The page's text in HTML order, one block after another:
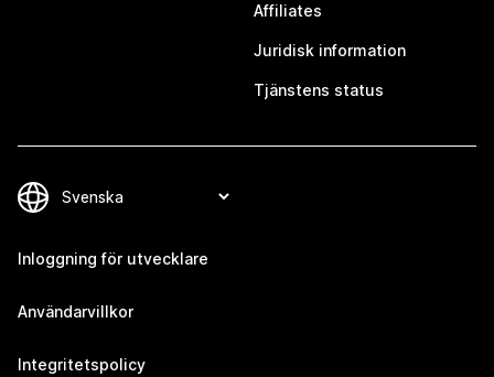
Affiliates
Juridisk information
Tjänstens status
Inloggning för utvecklare
Användarvillkor
Integritetspolicy